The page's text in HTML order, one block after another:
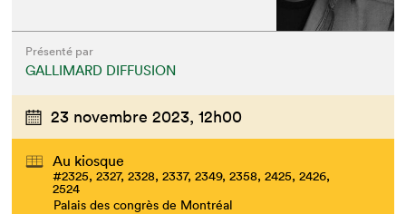
Présenté par
GALLIMARD DIFFUSION
23 novembre 2023, 12h00
Au kiosque
#2325, 2327, 2328, 2337, 2349, 2358, 2425, 2426,
2524
Palais des congrès de Montréal